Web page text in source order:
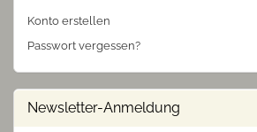
Konto erstellen
Passwort vergessen?
Newsletter-Anmeldung